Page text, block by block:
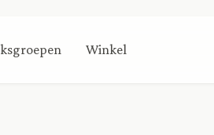
Winkel